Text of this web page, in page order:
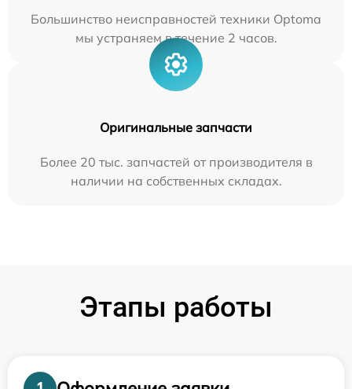
Большинство неисправностей техники Optoma
мы устраняем в течение 2 часов.
Оригинальные запчасти
Более 20 тыс. запчастей от производителя в
наличии на собственных складах.
Этапы работы